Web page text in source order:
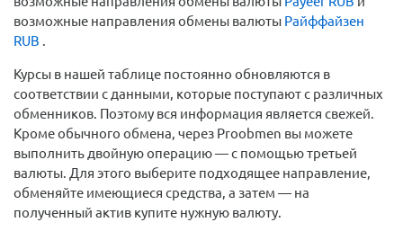
возможные направления обмены валюты Райффайзен
RUB .
Курсы в нашей таблице постоянно обновляются в
соответствии с данными, которые поступают с различных
обменников. Поэтому вся информация является свежей.
Кроме обычного обмена, через Proobmen вы можете
выполнить двойную операцию — с помощью третьей
валюты. Для этого выберите подходящее направление,
обменяйте имеющиеся средства, а затем — на
полученный актив купите нужную валюту.